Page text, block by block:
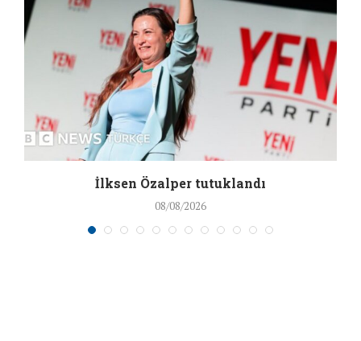
İlksen Özalper tutuklandı
08/08/2026